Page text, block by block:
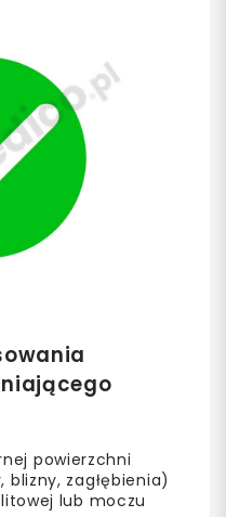
powierzchni
blizny, zagłębienia)
lub moczu